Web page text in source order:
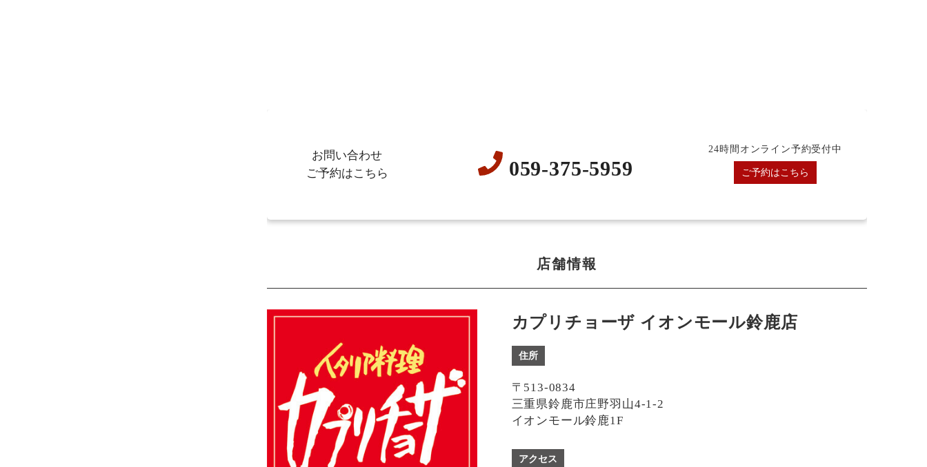
お問い合わせ
ご予約はこちら
059-375-5959
24時間オンライン予約受付中
ご予約はこちら
店舗情報
カプリチョーザ イオンモール鈴鹿店
住所
〒513-0834
三重県鈴鹿市庄野羽山4-1-2
イオンモール鈴鹿1F
アクセス